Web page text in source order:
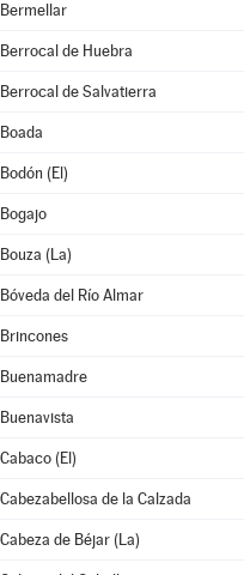
Bermellar
Berrocal de Huebra
Berrocal de Salvatierra
Boada
Bodón (El)
Bogajo
Bouza (La)
Bóveda del Río Almar
Brincones
Buenamadre
Buenavista
Cabaco (El)
Cabezabellosa de la Calzada
Cabeza de Béjar (La)